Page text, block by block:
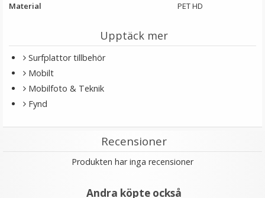
JJC Mjuk avtryckarknapp konkav Soft release button -
69 kr
Material
PET HD
Upptäck mer
Surfplattor tillbehör
Mobilt
Mobilfoto & Teknik
Fynd
Recensioner
Produkten har inga recensioner
Andra köpte också